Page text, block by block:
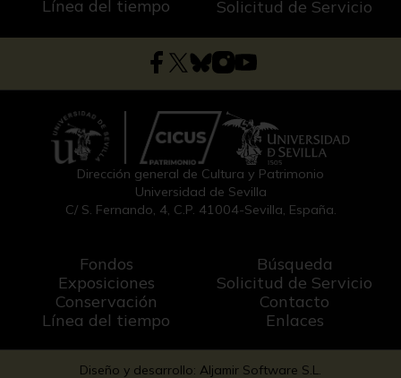
Línea del tiempo Solicitud de Servicio
Dirección general de Cultura y Patrimonio
Universidad de Sevilla
C/ S. Fernando, 4, C.P. 41004-Sevilla, España.
Fondos
Exposiciones
Conservación
Línea del tiempo
Búsqueda
Solicitud de Servicio
Contacto
Enlaces
Diseño y desarrollo: Aljamir Software S.L.